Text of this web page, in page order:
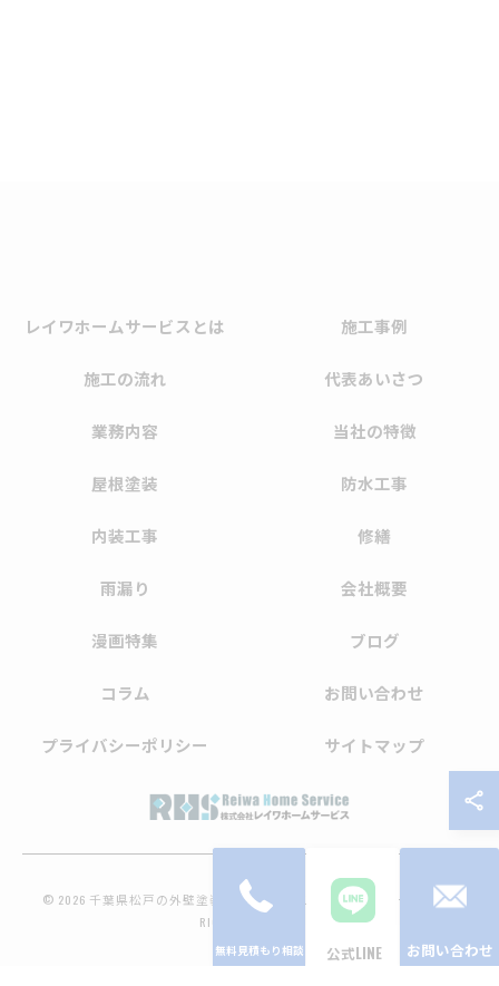
公式LINE お問い合わせ
レイワホームサービスとは 施工事例
施工の流れ 代表あいさつ
業務内容 当社の特徴
屋根塗装 防水工事
内装工事 修繕
雨漏り 会社概要
漫画特集 ブログ
コラム お問い合わせ
プライバシーポリシー サイトマップ
© 2026 千葉県松戸の外壁塗装なら株式会社レイワホームサービス ALL
RIGHTS RESERVED.